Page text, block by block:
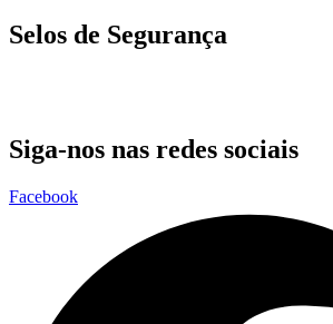
Selos de Segurança
Siga-nos nas redes sociais
Facebook